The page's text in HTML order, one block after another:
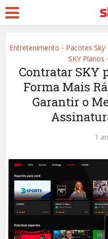
Entretenimento • Pacotes Sky
SKY Planos •
Contratar SKY
Forma Mais
Garantir o
1